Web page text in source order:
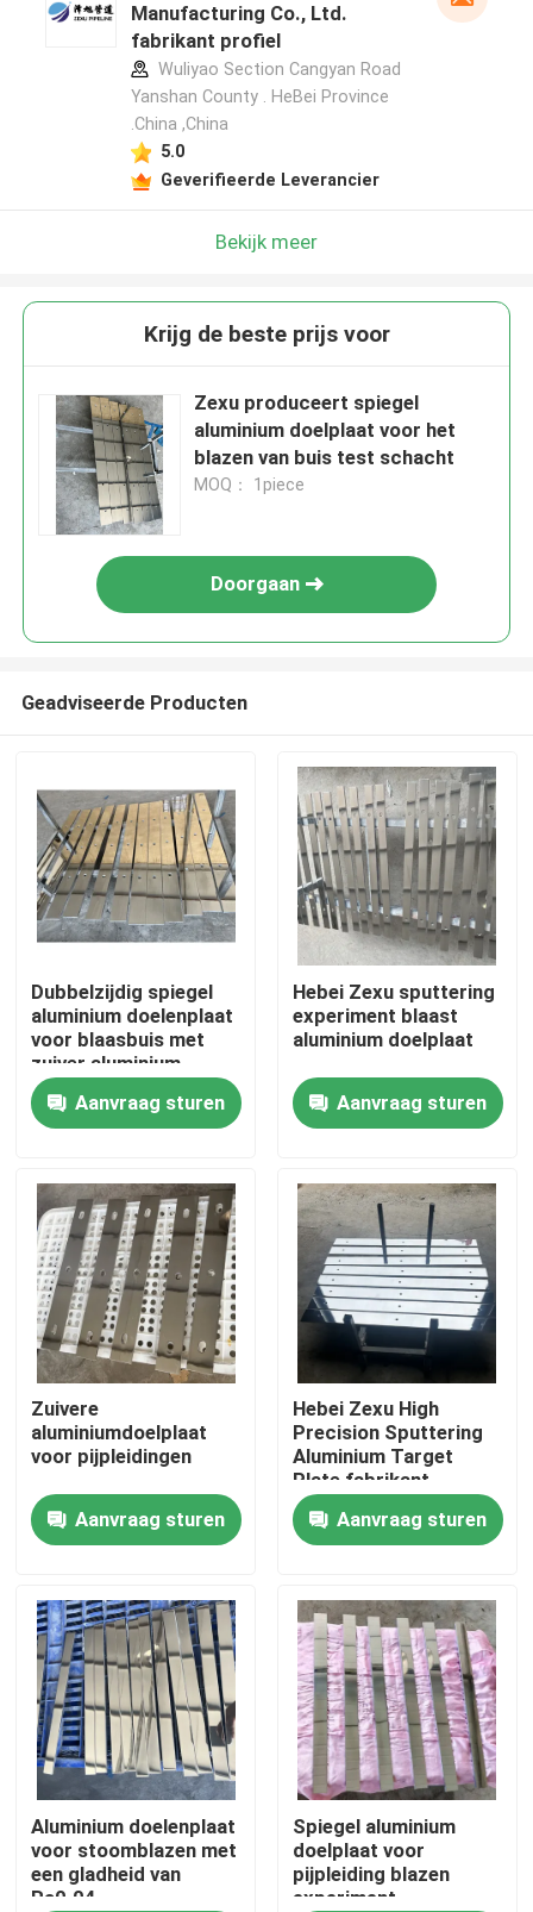
Huis
Producten
Video's
VR toon
Ongeveer ons
Fabrieksreis
Kwaliteitscontrole
Contacteer ons
Nieuws
Verzoek om een Citaat
Manufacturing Co., Ltd.
fabrikant profiel
Wuliyao Section Cangyan Road
Yanshan County . HeBei Province
.China ,China
5.0
Geverifieerde Leverancier
Bekijk meer
Krijg de beste prijs voor
Zexu produceert spiegel
aluminium doelplaat voor het
blazen van buis test schacht
MOQ： 1piece
Doorgaan
Geadviseerde Producten
Dubbelzijdig spiegel
aluminium doelenplaat
voor blaasbuis met
zuiver aluminium
doelenplaat
Aanvraag sturen
Hebei Zexu sputtering
experiment blaast
aluminium doelplaat
Aanvraag sturen
Zuivere
aluminiumdoelplaat
voor pijpleidingen
Aanvraag sturen
Hebei Zexu High
Precision Sputtering
Aluminium Target
Plate fabrikant
Aanvraag sturen
Aluminium doelenplaat
voor stoomblazen met
een gladheid van
Ra0.04
Spiegel aluminium
doelplaat voor
pijpleiding blazen
experiment